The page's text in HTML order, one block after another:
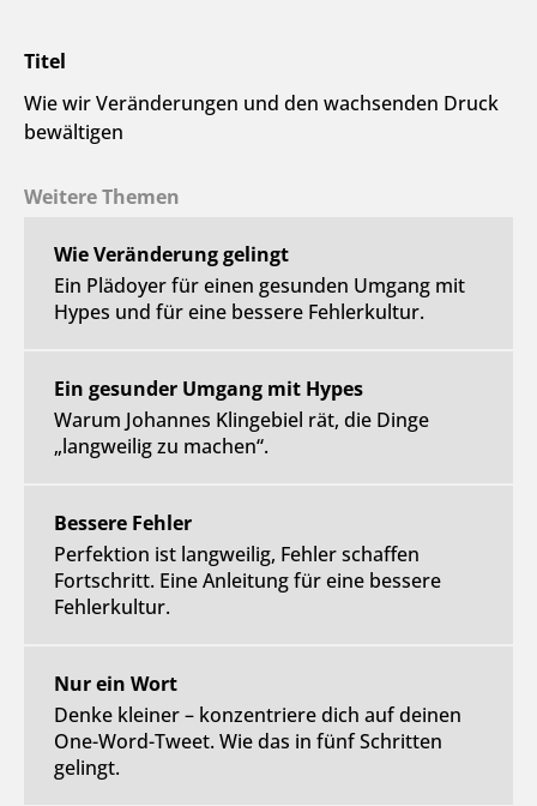
Titel
Wie wir Veränderungen und den wachsenden Druck
bewältigen
Weitere Themen
Wie Veränderung gelingt
Ein Plädoyer für einen gesunden Umgang mit
Hypes und für eine bessere Fehlerkultur.
Ein gesunder Umgang mit Hypes
Warum Johannes Klingebiel rät, die Dinge
„langweilig zu machen“.
Bessere Fehler
Perfektion ist langweilig, Fehler schaffen
Fortschritt. Eine Anleitung für eine bessere
Fehlerkultur.
Nur ein Wort
Denke kleiner – konzentriere dich auf deinen
One-Word-Tweet. Wie das in fünf Schritten
gelingt.